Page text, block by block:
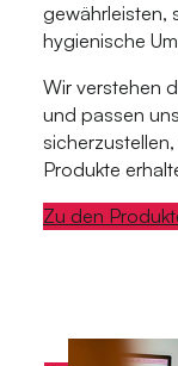
gewährleisten,
hygienische
Wir verstehen
und passen
Produkte
Zu den